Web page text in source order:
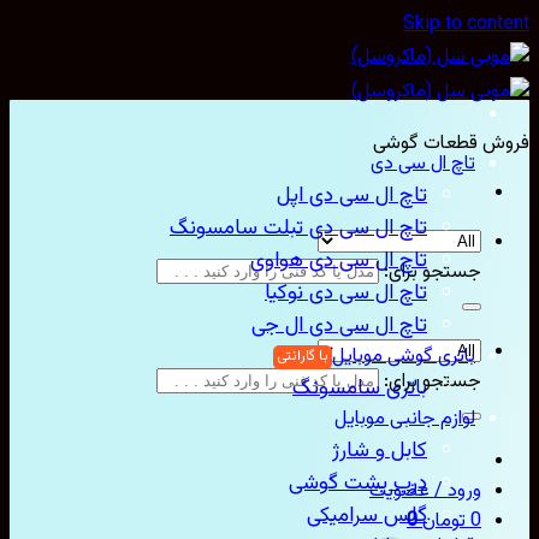
Skip to
قطعات گوشی
جستجو برای:
جستجو برای:
ورود / عضویت
تومان0
تاچ ال سی دی
تاچ ال سی دی اپل
تاچ ال سی دی تبلت سامسونگ
تاچ ال سی دی هواوی
تاچ ال سی دی نوکیا
تاچ ال سی دی ال جی
باتری گوشی موبایل
باتری سامسونگ
لوازم جانبی موبایل
کابل و شارژ
درب پشت گوشی
گلس سرامیکی